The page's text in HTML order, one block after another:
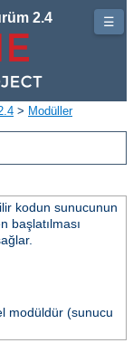
2.4
> Modüller
kodun sunucunun
başlatılması
modüldür (sunucu
☰